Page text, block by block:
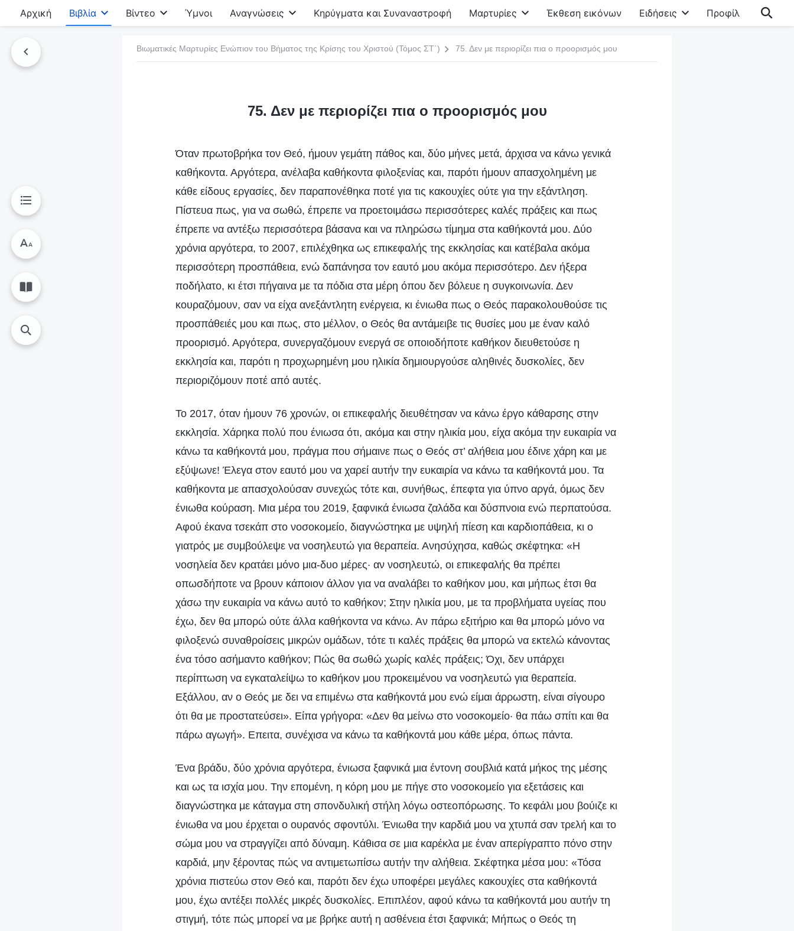
Αρχική Βιβλία Βίντεο Ύμνοι Αναγνώσεις Κηρύγματα και Συναναστροφή Μαρτυρίες Έκθεση εικόνων Ειδήσεις Προφίλ
Βιωματικές Μαρτυρίες Ενώπιον του Βήματος της Κρίσης του Χριστού (Τόμος ΣΤ΄) 75. Δεν με περιορίζει πια ο προορισμός μου
75. Δεν με περιορίζει πια ο προορισμός μου
Όταν πρωτοβρήκα τον Θεό, ήμουν γεμάτη πάθος και, δύο μήνες μετά, άρχισα να κάνω γενικά
καθήκοντα. Αργότερα, ανέλαβα καθήκοντα φιλοξενίας και, παρότι ήμουν απασχολημένη με
κάθε είδους εργασίες, δεν παραπονέθηκα ποτέ για τις κακουχίες ούτε για την εξάντληση.
Πίστευα πως, για να σωθώ, έπρεπε να προετοιμάσω περισσότερες καλές πράξεις και πως
έπρεπε να αντέξω περισσότερα βάσανα και να πληρώσω τίμημα στα καθήκοντά μου. Δύο
χρόνια αργότερα, το 2007, επιλέχθηκα ως επικεφαλής της εκκλησίας και κατέβαλα ακόμα
περισσότερη προσπάθεια, ενώ δαπάνησα τον εαυτό μου ακόμα περισσότερο. Δεν ήξερα
ποδήλατο, κι έτσι πήγαινα με τα πόδια στα μέρη όπου δεν βόλευε η συγκοινωνία. Δεν
κουραζόμουν, σαν να είχα ανεξάντλητη ενέργεια, κι ένιωθα πως ο Θεός παρακολουθούσε τις
προσπάθειές μου και πως, στο μέλλον, ο Θεός θα αντάμειβε τις θυσίες μου με έναν καλό
προορισμό. Αργότερα, συνεργαζόμουν ενεργά σε οποιοδήποτε καθήκον διευθετούσε η
εκκλησία και, παρότι η προχωρημένη μου ηλικία δημιουργούσε αληθινές δυσκολίες, δεν
περιοριζόμουν ποτέ από αυτές.
Το 2017, όταν ήμουν 76 χρονών, οι επικεφαλής διευθέτησαν να κάνω έργο κάθαρσης στην
εκκλησία. Χάρηκα πολύ που ένιωσα ότι, ακόμα και στην ηλικία μου, είχα ακόμα την ευκαιρία να
κάνω τα καθήκοντά μου, πράγμα που σήμαινε πως ο Θεός στ’ αλήθεια μου έδινε χάρη και με
εξύψωνε! Έλεγα στον εαυτό μου να χαρεί αυτήν την ευκαιρία να κάνω τα καθήκοντά μου. Τα
καθήκοντα με απασχολούσαν συνεχώς τότε και, συνήθως, έπεφτα για ύπνο αργά, όμως δεν
ένιωθα κούραση. Μια μέρα του 2019, ξαφνικά ένιωσα ζαλάδα και δύσπνοια ενώ περπατούσα.
Αφού έκανα τσεκάπ στο νοσοκομείο, διαγνώστηκα με υψηλή πίεση και καρδιοπάθεια, κι ο
γιατρός με συμβούλεψε να νοσηλευτώ για θεραπεία. Ανησύχησα, καθώς σκέφτηκα: «Η
νοσηλεία δεν κρατάει μόνο μια-δυο μέρες· αν νοσηλευτώ, οι επικεφαλής θα πρέπει
οπωσδήποτε να βρουν κάποιον άλλον για να αναλάβει το καθήκον μου, και μήπως έτσι θα
χάσω την ευκαιρία να κάνω αυτό το καθήκον; Στην ηλικία μου, με τα προβλήματα υγείας που
έχω, δεν θα μπορώ ούτε άλλα καθήκοντα να κάνω. Αν πάρω εξιτήριο και θα μπορώ μόνο να
φιλοξενώ συναθροίσεις μικρών ομάδων, τότε τι καλές πράξεις θα μπορώ να εκτελώ κάνοντας
ένα τόσο ασήμαντο καθήκον; Πώς θα σωθώ χωρίς καλές πράξεις; Όχι, δεν υπάρχει
περίπτωση να εγκαταλείψω το καθήκον μου προκειμένου να νοσηλευτώ για θεραπεία.
Εξάλλου, αν ο Θεός με δει να επιμένω στα καθήκοντά μου ενώ είμαι άρρωστη, είναι σίγουρο
ότι θα με προστατεύσει». Είπα γρήγορα: «Δεν θα μείνω στο νοσοκομείο· θα πάω σπίτι και θα
πάρω αγωγή». Επειτα, συνέχισα να κάνω τα καθήκοντά μου κάθε μέρα, όπως πάντα.
Ένα βράδυ, δύο χρόνια αργότερα, ένιωσα ξαφνικά μια έντονη σουβλιά κατά μήκος της μέσης
και ως τα ισχία μου. Την επομένη, η κόρη μου με πήγε στο νοσοκομείο για εξετάσεις και
διαγνώστηκα με κάταγμα στη σπονδυλική στήλη λόγω οστεοπόρωσης. Το κεφάλι μου βούιζε κι
ένιωθα να μου έρχεται ο ουρανός σφοντύλι. Ένιωθα την καρδιά μου να χτυπά σαν τρελή και το
σώμα μου να στραγγίζει από δύναμη. Κάθισα σε μια καρέκλα με έναν απερίγραπτο πόνο στην
καρδιά, μην ξέροντας πώς να αντιμετωπίσω αυτήν την αλήθεια. Σκέφτηκα μέσα μου: «Τόσα
χρόνια πιστεύω στον Θεό και, παρότι δεν έχω υποφέρει μεγάλες κακουχίες στα καθήκοντά
μου, έχω αντέξει πολλές μικρές δυσκολίες. Επιπλέον, αφού κάνω τα καθήκοντά μου αυτήν τη
στιγμή, τότε πώς μπορεί να με βρήκε αυτή η ασθένεια έτσι ξαφνικά; Μήπως ο Θεός τη